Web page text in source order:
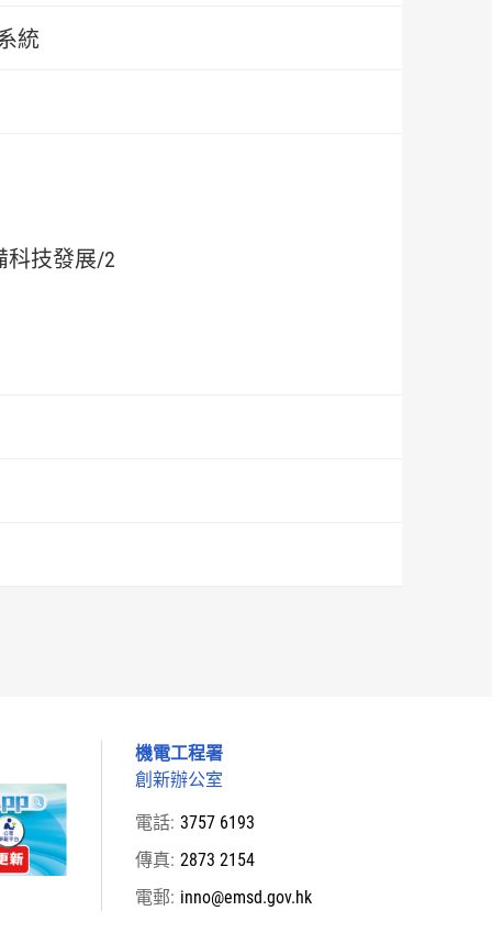
統
科技發展/2
機電工程署
創新辦公室
電話: 3757 6193
傳真: 2873 2154
電郵: inno@emsd.gov.hk